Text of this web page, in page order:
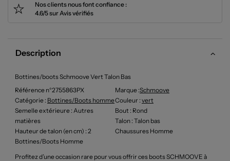
Nos clients nous font confiance :
4.6/5 sur Avis vérifiés
Description
Bottines/boots Schmoove Vert Talon Bas
Référence n°2755863PX
Marque :Schmoove
Catégorie : Bottines/Boots hommeCouleur : vert
Semelle extérieure : Autres
matières
Bout : Rond
Talon : Talon bas
Hauteur de talon (en cm) : 2
Chaussures Homme
Bottines/Boots Homme
Profitez d’une occasion rare pour vous offrir ces boots SCHMOOVE à